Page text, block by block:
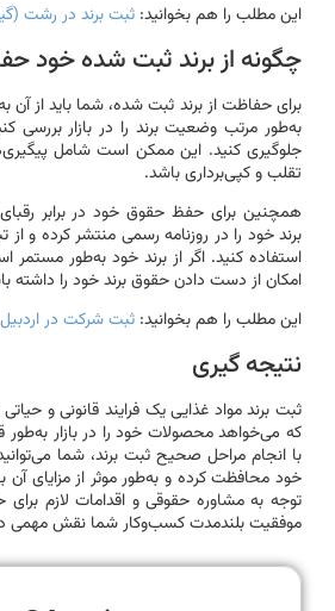
این مطلب را هم بخوانید: ثبت برند در رشت
چگونه از برند ثبت شده خود
برای حفاظت از برند ثبت شده، شما باید از آن
به‌طور مرتب وضعیت برند را در بازار
جلوگیری کنید. این ممکن است شامل
تقلب و کپی‌برداری باشد.
همچنین برای حفظ حقوق خود در برابر
برند خود را در روزنامه رسمی منتشر کرده و از
استفاده کنید. اگر از برند خود به‌طور مستمر
امکان از دست دادن حقوق برند خود را داشته
این مطلب را هم بخوانید: ثبت شرکت در اردبیل
نتیجه گیری
ثبت برند مواد غذایی یک فرایند قانونی و
که می‌خواهد محصولات خود را در بازار به‌طور
با انجام مراحل صحیح ثبت برند، شما
خود محافظت کرده و به‌طور موثر از مزایای آن
توجه به مشاوره حقوقی و اقدامات لازم برای
موفقیت بلندمدت کسب‌وکار شما نقش مهمی